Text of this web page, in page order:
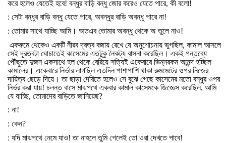
করে হলেও যেতেই হবে! বন্ধুর বাড়ি বন্ধু জোর করেও যেতে পারে, কী বলো!
: সেটা বন্ধুর বাড়ি বন্ধু যেতে পারে, অবন্ধুর বাড়ি অবন্ধু পারে না!
: তোমার সাথে যাচ্ছি আমি। অতএব তোমার অবন্ধু থেকে অ তুলে নাও!
একরুমে থেকেও একটি নীরব দূরত্ব বজায় রেখে যে অনুশোচনায় ভুগছিল, কামাল আসলে
সেই দূরত্বটা ঘোচাতেই কাসেমের এতটুকু নৈকট্য বাসনা করেছিল। একই গন্তব্যে
পৌঁছুতে দুজন একসাথে হল থেকে বেরিয়ে সত্যিই একেবারে ভিন্নরকম আনন্দ হচ্ছিল
কামালের। একেবারে নির্ভার লাগছিল এতদিন পাশাপাশি থাকা রুমমেটের ওপর নিজের
দায়িত্ব ছেড়ে দিয়ে। তা ছাড়া দেরিতে হলেও সে বুঝে গেছে কাসেমের মতো বন্ধুর ওপর
নির্ভর করা যায়! চলন্ত বাসে মাঝপথে একবার কামাল কাসেমকে জিজ্ঞেস করেছিল, আমি
যে যাচ্ছি, তোমাদের বাড়িতে জানিয়েছ?
: না!
: কেন?
: যদি মাঝপথে নেমে যাও!তা নাহলে তুমি গেলেই তো ওরা দেখতে পাবে!